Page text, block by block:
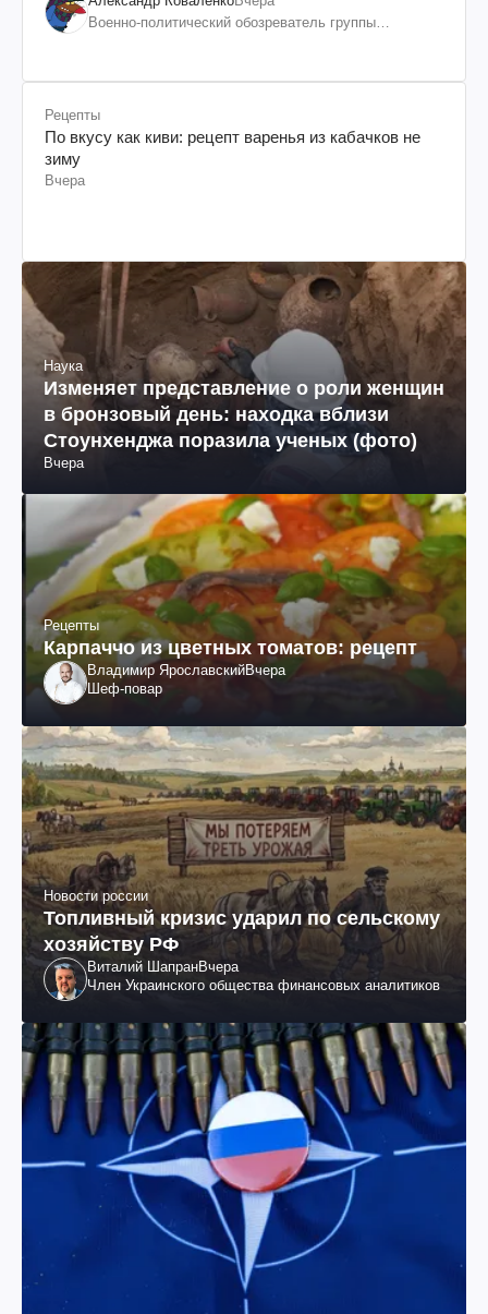
Военно-политический обозреватель группы
Рецепты
По вкусу как киви: рецепт варенья из кабачков не
зиму
Вчера
Наука
Изменяет представление о роли женщин
в бронзовый день: находка вблизи
Стоунхенджа поразила ученых (фото)
Вчера
Рецепты
Карпаччо из цветных томатов: рецепт
Владимир ЯрославскийВчера
Шеф-повар
Новости россии
Топливный кризис ударил по сельскому
хозяйству РФ
Виталий ШапранВчера
Член Украинского общества финансовых аналитиков